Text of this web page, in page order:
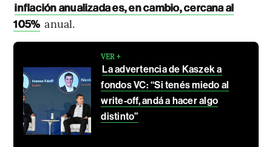
inflación anualizada es, en cambio, cercana al
105% anual.
VER +
La advertencia de Kaszek a
fondos VC: “Si tenés miedo al
write-off, andá a hacer algo
distinto”